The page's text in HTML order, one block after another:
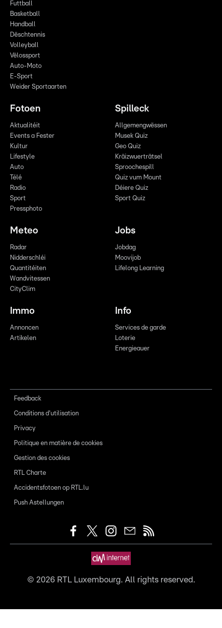
Futtball
Basketball
Handball
Dëschtennis
Volleyball
Vëlossport
Auto-Moto
E-Sport
Weider Sportaarten
Fotoen
Aktualitéit
Events a Fester
Kultur
Lifestyle
Auto
Télé
Radio
Sport
Pressphoto
Spilleck
Allgemengwëssen
Musek Quiz
Geo Quiz
Kräizwuerträtsel
Sproochespill
Quiz vum Mount
Déiere Quiz
Sport Quiz
Meteo
Radar
Nidderschléi
Quantitéiten
Wandvitessen
CityClim
Jobs
Jobdag
Moovijob
Lifelong Learning
Immo
Annoncen
Artikelen
Info
Services de garde
Loterie
Energieauer
Feedback
Conditions d'utilisation
Privacy
Politique en matière de cookies
Gestion des cookies
RTL Charte
Accidentsfotoen op RTL.lu
Push Astellungen
© 2026RTL Luxembourg. All rights reserved.